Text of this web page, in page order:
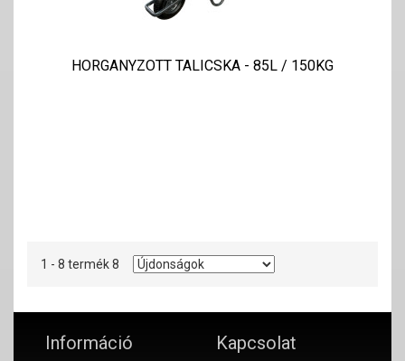
HORGANYZOTT TALICSKA - 85L / 150KG
1 - 8 termék 8
Információ Kapcsolat